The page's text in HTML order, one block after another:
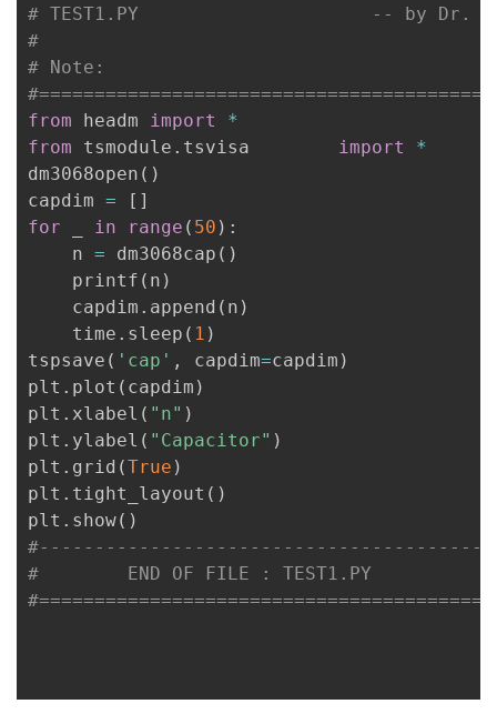
# TEST1.PY                     -- by Dr.
#
# Note:
from headm import
*
from tsmodule . tsvisa import
*
dm3068open ( )
capdim = [ ]
for
in range ( 50 ) :
    n
= dm3068cap ( )
    printf
( n )
    capdim
. append ( n )
    time
. sleep ( 1 )
tspsave ( 'cap' , capdim=capdim )
plt . plot ( capdim )
plt . xlabel ( "n" )
plt . ylabel ( "Capacitor" )
plt . grid (True )
plt . tight_layout ( )
plt . show( )
#        END OF FILE : TEST1.PY